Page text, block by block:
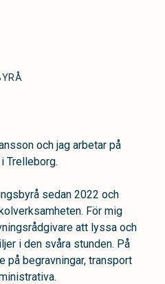
och jag arbetar på
Trelleborg.
sedan 2022 och
För mig
att lyssa och
i den svåra stunden. På
på begravningar, transport